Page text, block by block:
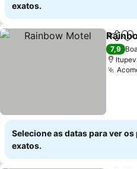
exatos.
7,9 Boa
Selecione as datas para ver
exatos.